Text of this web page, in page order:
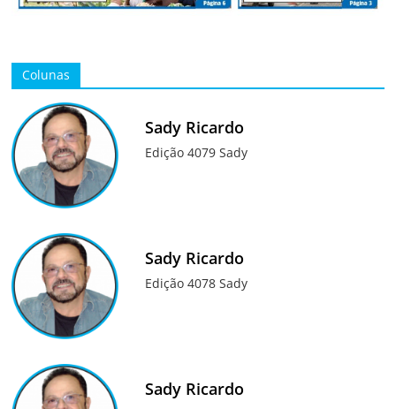
Colunas
Sady Ricardo
Edição 4079 Sady
Sady Ricardo
Edição 4078 Sady
Sady Ricardo